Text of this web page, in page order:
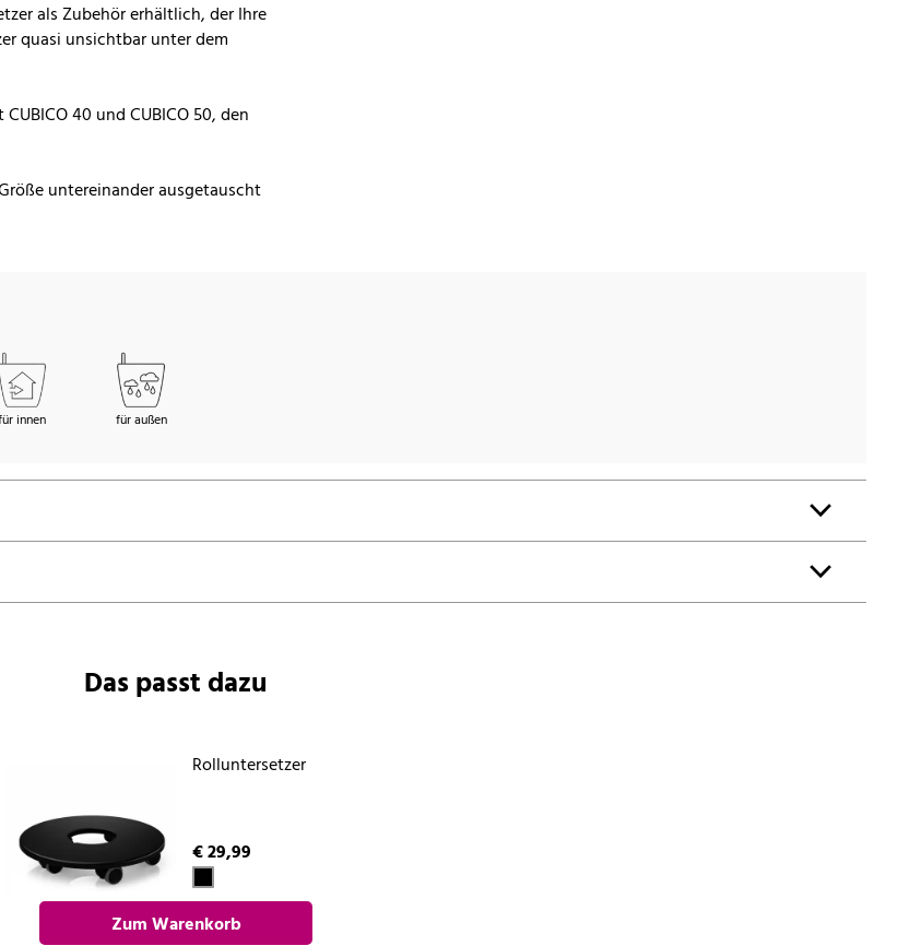
als Zubehör erhältlich, der Ihre
quasi unsichtbar unter dem
40 und CUBICO 50, den
untereinander ausgetauscht
innen für außen
Das passt dazu
Rolluntersetzer
€ 29,99
Zum Warenkorb